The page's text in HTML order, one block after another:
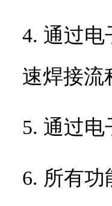
4. 通过
速焊接流
5. 通过
6. 所有